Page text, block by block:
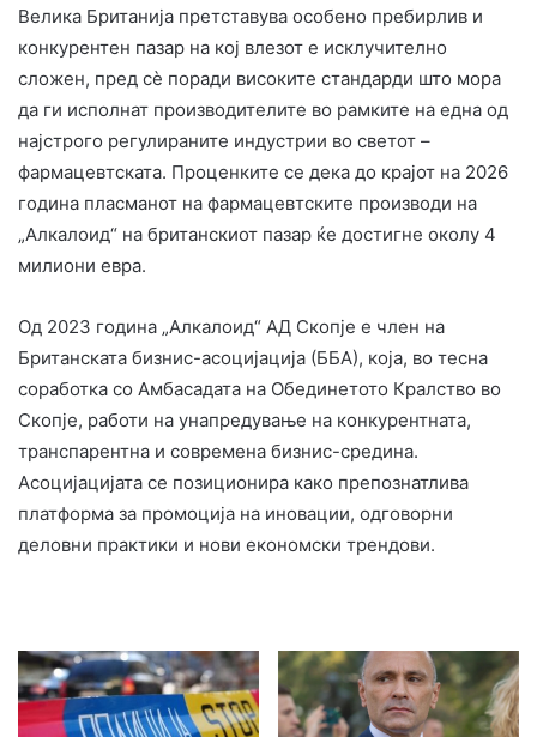
Велика Британија претставува особено пребирлив и
конкурентен пазар на кој влезот е исклучително
сложен, пред сѐ поради високите стандарди што мора
да ги исполнат производителите во рамките на една од
најстрого регулираните индустрии во светот –
фармацевтската. Проценките се дека до крајот на 2026
година пласманот на фармацевтските производи на
„Алкалоид“ на британскиот пазар ќе достигне околу 4
милиони евра.
Од 2023 година „Алкалоид“ АД Скопје е член на
Британската бизнис-асоцијација (ББА), која, во тесна
соработка со Амбасадата на Обединетото Кралство во
Скопје, работи на унапредување на конкурентната,
транспарентна и современа бизнис-средина.
Асоцијацијата се позиционира како препознатлива
платформа за промоција на иновации, одговорни
деловни практики и нови економски трендови.